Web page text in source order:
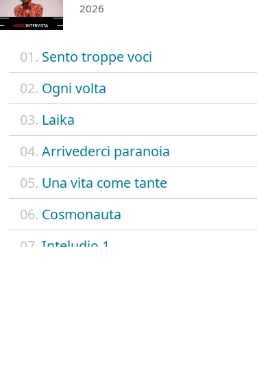
2026
01. Sento troppe voci
02. Ogni volta
03. Laika
04. Arrivederci paranoia
05. Una vita come tante
06. Cosmonauta
07. Inteludio 1